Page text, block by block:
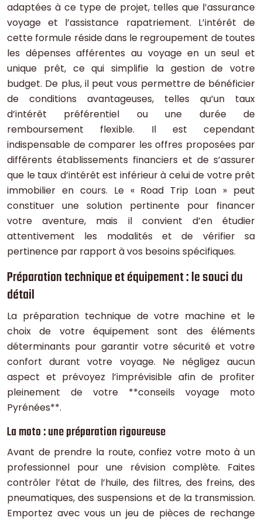
adaptées à ce type de projet, telles que l’assurance
voyage et l’assistance rapatriement. L’intérêt de
cette formule réside dans le regroupement de toutes
les dépenses afférentes au voyage en un seul et
unique prêt, ce qui simplifie la gestion de votre
budget. De plus, il peut vous permettre de bénéficier
de conditions avantageuses, telles qu’un taux
d’intérêt préférentiel ou une durée de
remboursement flexible. Il est cependant
indispensable de comparer les offres proposées par
différents établissements financiers et de s’assurer
que le taux d’intérêt est inférieur à celui de votre prêt
immobilier en cours. Le « Road Trip Loan » peut
constituer une solution pertinente pour financer
votre aventure, mais il convient d’en étudier
attentivement les modalités et de vérifier sa
pertinence par rapport à vos besoins spécifiques.
Préparation technique et équipement : le souci du
détail
La préparation technique de votre machine et le
choix de votre équipement sont des éléments
déterminants pour garantir votre sécurité et votre
confort durant votre voyage. Ne négligez aucun
aspect et prévoyez l’imprévisible afin de profiter
pleinement de votre **conseils voyage moto
Pyrénées**.
La moto : une préparation rigoureuse
Avant de prendre la route, confiez votre moto à un
professionnel pour une révision complète. Faites
contrôler l’état de l’huile, des filtres, des freins, des
pneumatiques, des suspensions et de la transmission.
Emportez avec vous un jeu de pièces de rechange